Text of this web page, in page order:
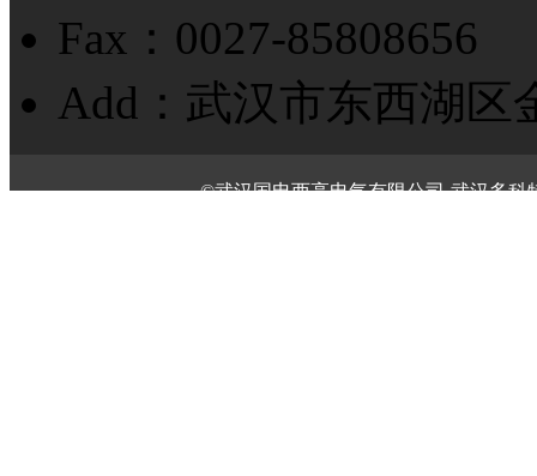
Fax：0027-85808656
Add：武汉市东西湖区
©武汉国电西高电气有限公司-武汉多